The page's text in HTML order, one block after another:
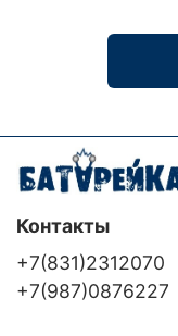
Контакты
+7(831)2312070
+7(987)0876227